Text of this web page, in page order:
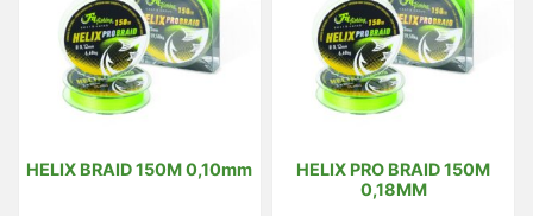
HELIX BRAID 150M 0,10mm
HELIX PRO BRAID 150M
0,18MM